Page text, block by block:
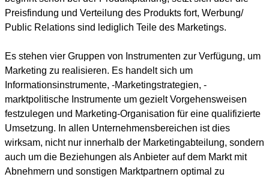
Preisfindung und Verteilung des Produkts fort, Werbung/
Public Relations sind lediglich Teile des Marketings.
Es stehen vier Gruppen von Instrumenten zur Verfügung, um
Marketing zu realisieren. Es handelt sich um
Informationsinstrumente, -Marketingstrategien, -
marktpolitische Instrumente um gezielt Vorgehensweisen
festzulegen und Marketing-Organisation für eine qualifizierte
Umsetzung. In allen Unternehmensbereichen ist dies
wirksam, nicht nur innerhalb der Marketingabteilung, sondern
auch um die Beziehungen als Anbieter auf dem Markt mit
Abnehmern und sonstigen Marktpartnern optimal zu